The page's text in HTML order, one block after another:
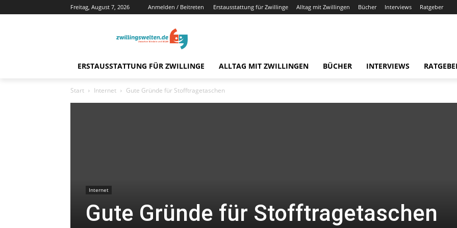
Freitag, August 7, 2026 Anmelden / Beitreten Erstausstattung für Zwillinge Alltag mit Zwillingen Bücher Interviews Ratgeber
ERSTAUSSTATTUNG FÜR ZWILLINGE ALLTAG MIT ZWILLINGEN BÜCHER INTERVIEWS
Start Internet Gute Gründe für Stofftragetaschen
Internet
Gute Gründe für Stofftragetaschen